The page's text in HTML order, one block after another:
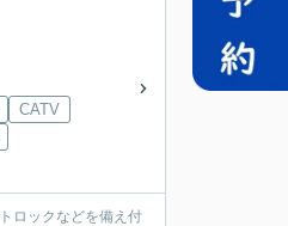
CATV
ロックなどを備え付